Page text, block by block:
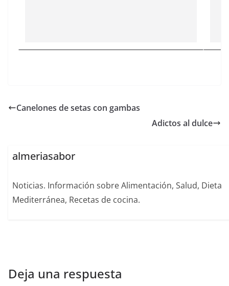
Canelones de setas con gambas
Adictos al dulce
almeriasabor
Noticias. Información sobre Alimentación, Salud, Dieta
Mediterránea, Recetas de cocina.
Deja una respuesta